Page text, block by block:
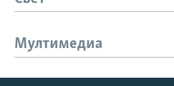
Мултимедиа